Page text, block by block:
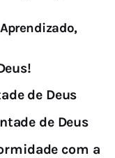
de Deus
de Deus
com a